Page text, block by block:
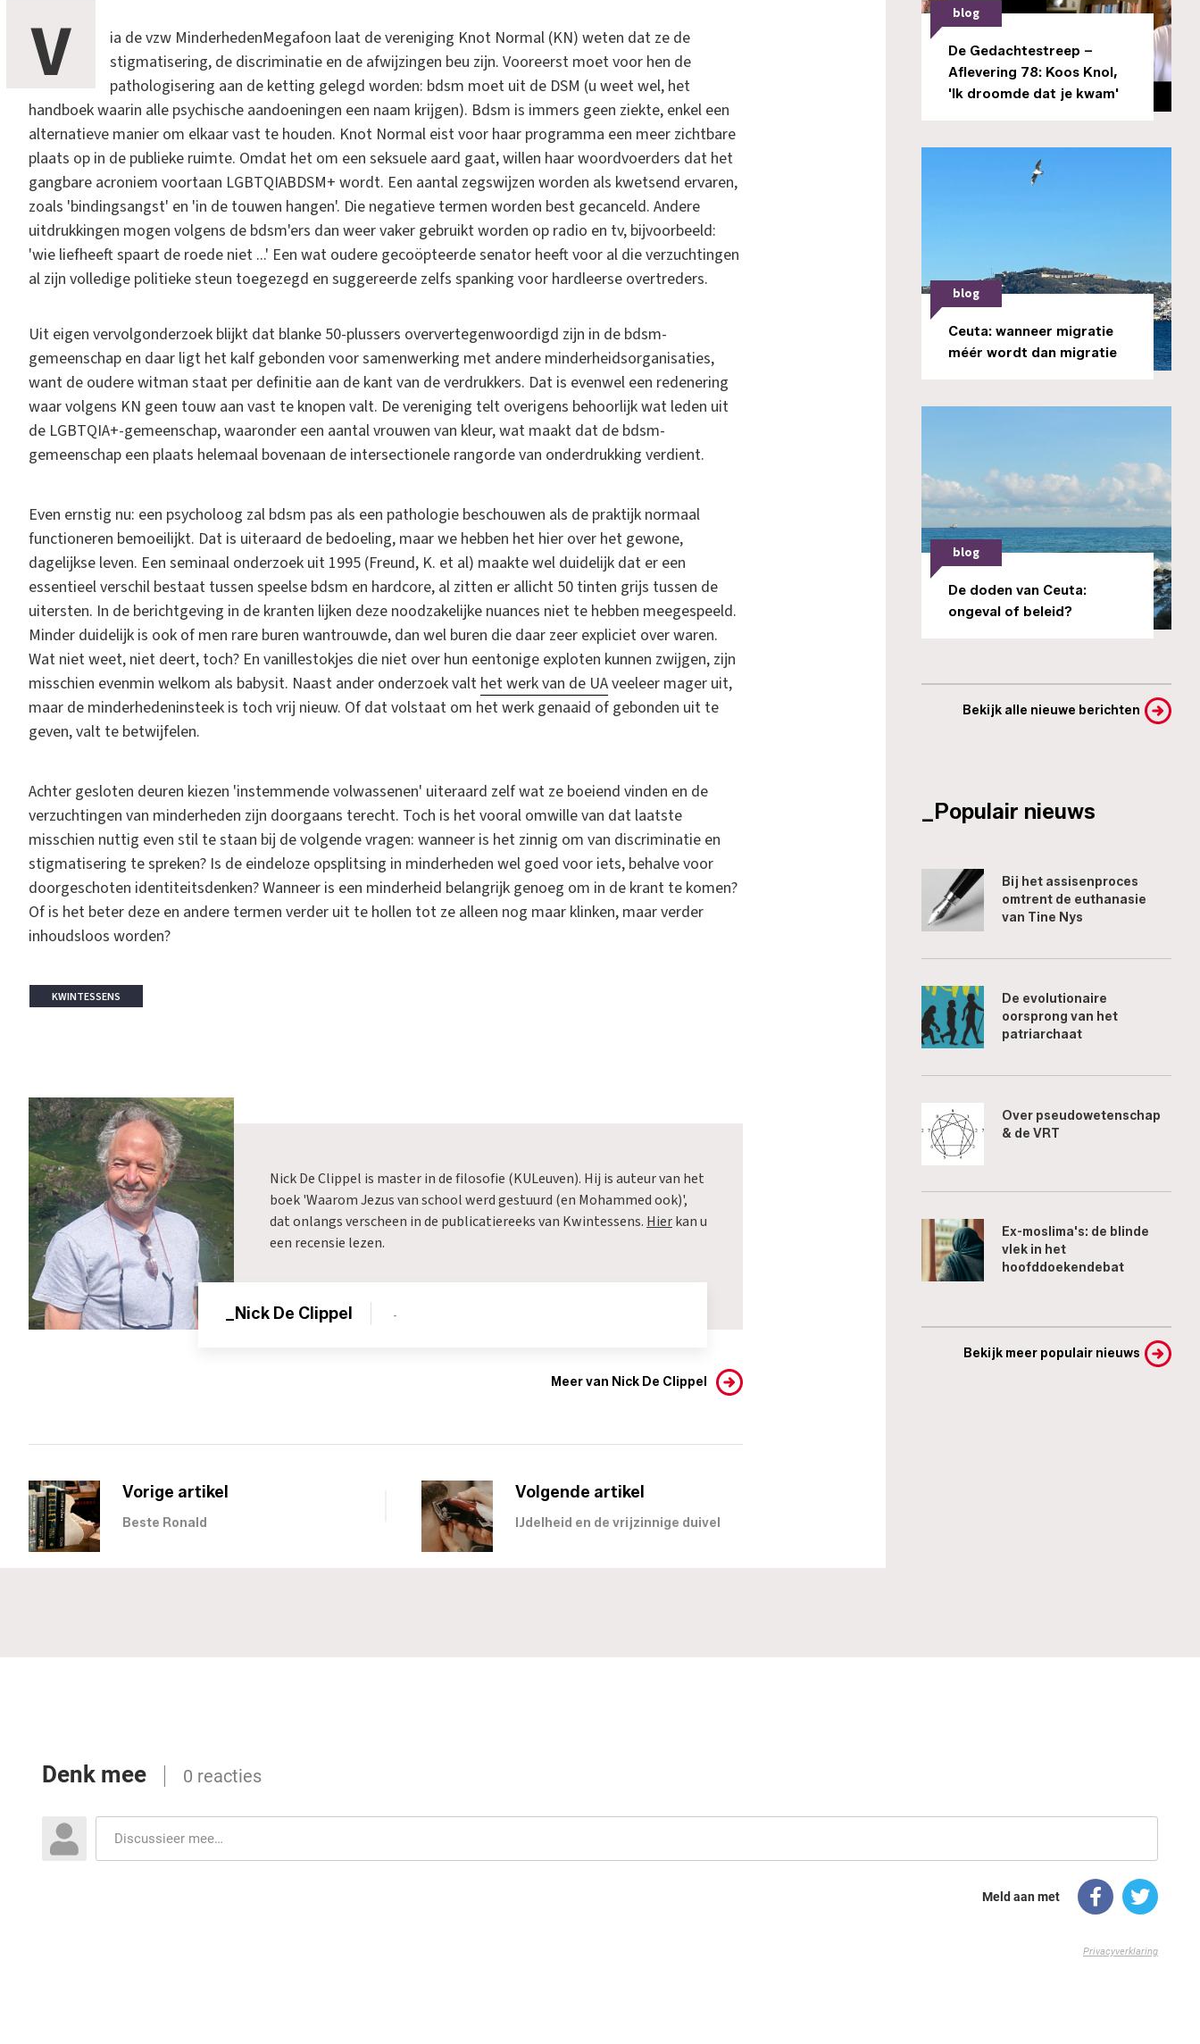
V
ia de vzw MinderhedenMegafoon laat de vereniging Knot Normal (KN) weten dat ze de
stigmatisering, de discriminatie en de afwijzingen beu zijn. Vooreerst moet voor hen de
pathologisering aan de ketting gelegd worden: bdsm moet uit de DSM (u weet wel, het
handboek waarin alle psychische aandoeningen een naam krijgen). Bdsm is immers geen ziekte, enkel een
alternatieve manier om elkaar vast te houden. Knot Normal eist voor haar programma een meer zichtbare
plaats op in de publieke ruimte. Omdat het om een seksuele aard gaat, willen haar woordvoerders dat het
gangbare acroniem voortaan LGBTQIABDSM+ wordt. Een aantal zegswijzen worden als kwetsend ervaren,
zoals 'bindingsangst' en 'in de touwen hangen'. Die negatieve termen worden best gecanceld. Andere
uitdrukkingen mogen volgens de bdsm'ers dan weer vaker gebruikt worden op radio en tv, bijvoorbeeld:
'wie liefheeft spaart de roede niet ...' Een wat oudere gecoöpteerde senator heeft voor al die verzuchtingen
al zijn volledige politieke steun toegezegd en suggereerde zelfs spanking voor hardleerse overtreders.
Uit eigen vervolgonderzoek blijkt dat blanke 50-plussers oververtegenwoordigd zijn in de bdsm-
gemeenschap en daar ligt het kalf gebonden voor samenwerking met andere minderheidsorganisaties,
want de oudere witman staat per definitie aan de kant van de verdrukkers. Dat is evenwel een redenering
waar volgens KN geen touw aan vast te knopen valt. De vereniging telt overigens behoorlijk wat leden uit
de LGBTQIA+-gemeenschap, waaronder een aantal vrouwen van kleur, wat maakt dat de bdsm-
gemeenschap een plaats helemaal bovenaan de intersectionele rangorde van onderdrukking verdient.
Even ernstig nu: een psycholoog zal bdsm pas als een pathologie beschouwen als de praktijk normaal
functioneren bemoeilijkt. Dat is uiteraard de bedoeling, maar we hebben het hier over het gewone,
dagelijkse leven. Een seminaal onderzoek uit 1995 (Freund, K. et al) maakte wel duidelijk dat er een
essentieel verschil bestaat tussen speelse bdsm en hardcore, al zitten er allicht 50 tinten grijs tussen de
uitersten. In de berichtgeving in de kranten lijken deze noodzakelijke nuances niet te hebben meegespeeld.
Minder duidelijk is ook of men rare buren wantrouwde, dan wel buren die daar zeer expliciet over waren.
Wat niet weet, niet deert, toch? En vanillestokjes die niet over hun eentonige exploten kunnen zwijgen, zijn
misschien evenmin welkom als babysit. Naast ander onderzoek valt het werk van de UAveeleer mager uit,
maar de minderhedeninsteek is toch vrij nieuw. Of dat volstaat om het werk genaaid of gebonden uit te
geven, valt te betwijfelen.
Achter gesloten deuren kiezen 'instemmende volwassenen' uiteraard zelf wat ze boeiend vinden en de
verzuchtingen van minderheden zijn doorgaans terecht. Toch is het vooral omwille van dat laatste
misschien nuttig even stil te staan bij de volgende vragen: wanneer is het zinnig om van discriminatie en
stigmatisering te spreken? Is de eindeloze opsplitsing in minderheden wel goed voor iets, behalve voor
doorgeschoten identiteitsdenken? Wanneer is een minderheid belangrijk genoeg om in de krant te komen?
Of is het beter deze en andere termen verder uit te hollen tot ze alleen nog maar klinken, maar verder
inhoudsloos worden?
KWINTESSENS
Nick De Clippel is master in de filosofie (KULeuven). Hij is auteur van het
boek 'Waarom Jezus van school werd gestuurd (en Mohammed ook)',
dat onlangs verscheen in de publicatiereeks van Kwintessens. Hierkan u
een recensie lezen.
_Nick De Clippel -
Meer van Nick De Clippel
Vorige artikel
Beste Ronald
Volgende artikel
IJdelheid en de vrijzinnige duivel
blog
De Gedachtestreep –
Aflevering 78: Koos Knol,
'Ik droomde dat je kwam'
blog
Ceuta: wanneer migratie
méér wordt dan migratie
blog
De doden van Ceuta:
ongeval of beleid?
Bekijk alle nieuwe berichten
_Populair nieuws
Bij het assisenproces
omtrent de euthanasie
van Tine Nys
De evolutionaire
oorsprong van het
patriarchaat
Over pseudowetenschap
& de VRT
Ex-moslima's: de blinde
vlek in het
hoofddoekendebat
Bekijk meer populair nieuws